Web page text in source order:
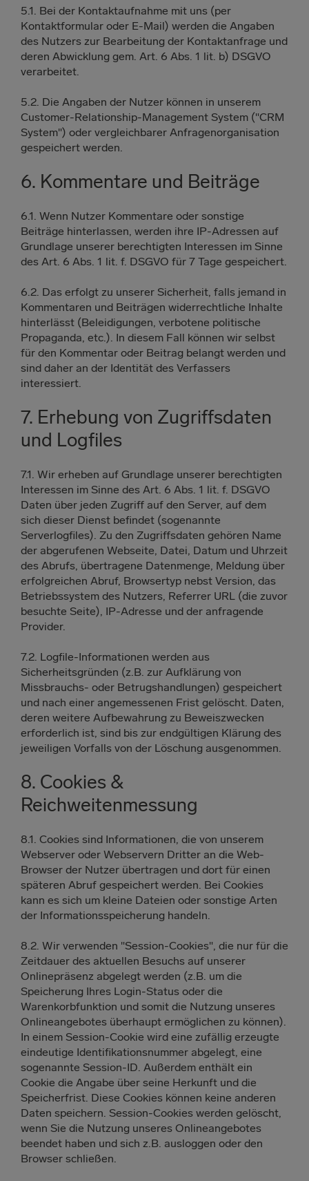
5.1. Bei der Kontaktaufnahme mit uns (per
Kontaktformular oder E-Mail) werden die Angaben
des Nutzers zur Bearbeitung der Kontaktanfrage und
deren Abwicklung gem. Art. 6 Abs. 1 lit. b) DSGVO
verarbeitet.
5.2. Die Angaben der Nutzer können in unserem
Customer-Relationship-Management System ("CRM
System") oder vergleichbarer Anfragenorganisation
gespeichert werden.
6. Kommentare und Beiträge
6.1. Wenn Nutzer Kommentare oder sonstige
Beiträge hinterlassen, werden ihre IP-Adressen auf
Grundlage unserer berechtigten Interessen im Sinne
des Art. 6 Abs. 1 lit. f. DSGVO für 7 Tage gespeichert.
6.2. Das erfolgt zu unserer Sicherheit, falls jemand in
Kommentaren und Beiträgen widerrechtliche Inhalte
hinterlässt (Beleidigungen, verbotene politische
Propaganda, etc.). In diesem Fall können wir selbst
für den Kommentar oder Beitrag belangt werden und
sind daher an der Identität des Verfassers
interessiert.
7. Erhebung von Zugriffsdaten
und Logfiles
7.1. Wir erheben auf Grundlage unserer berechtigten
Interessen im Sinne des Art. 6 Abs. 1 lit. f. DSGVO
Daten über jeden Zugriff auf den Server, auf dem
sich dieser Dienst befindet (sogenannte
Serverlogfiles). Zu den Zugriffsdaten gehören Name
der abgerufenen Webseite, Datei, Datum und Uhrzeit
des Abrufs, übertragene Datenmenge, Meldung über
erfolgreichen Abruf, Browsertyp nebst Version, das
Betriebssystem des Nutzers, Referrer URL (die zuvor
besuchte Seite), IP-Adresse und der anfragende
Provider.
7.2. Logfile-Informationen werden aus
Sicherheitsgründen (z.B. zur Aufklärung von
Missbrauchs- oder Betrugshandlungen) gespeichert
und nach einer angemessenen Frist gelöscht. Daten,
deren weitere Aufbewahrung zu Beweiszwecken
erforderlich ist, sind bis zur endgültigen Klärung des
jeweiligen Vorfalls von der Löschung ausgenommen.
8. Cookies &
Reichweitenmessung
8.1. Cookies sind Informationen, die von unserem
Webserver oder Webservern Dritter an die Web-
Browser der Nutzer übertragen und dort für einen
späteren Abruf gespeichert werden. Bei Cookies
kann es sich um kleine Dateien oder sonstige Arten
der Informationsspeicherung handeln.
8.2. Wir verwenden "Session-Cookies", die nur für die
Zeitdauer des aktuellen Besuchs auf unserer
Onlinepräsenz abgelegt werden (z.B. um die
Speicherung Ihres Login-Status oder die
Warenkorbfunktion und somit die Nutzung unseres
Onlineangebotes überhaupt ermöglichen zu können).
In einem Session-Cookie wird eine zufällig erzeugte
eindeutige Identifikationsnummer abgelegt, eine
sogenannte Session-ID. Außerdem enthält ein
Cookie die Angabe über seine Herkunft und die
Speicherfrist. Diese Cookies können keine anderen
Daten speichern. Session-Cookies werden gelöscht,
wenn Sie die Nutzung unseres Onlineangebotes
beendet haben und sich z.B. ausloggen oder den
Browser schließen.